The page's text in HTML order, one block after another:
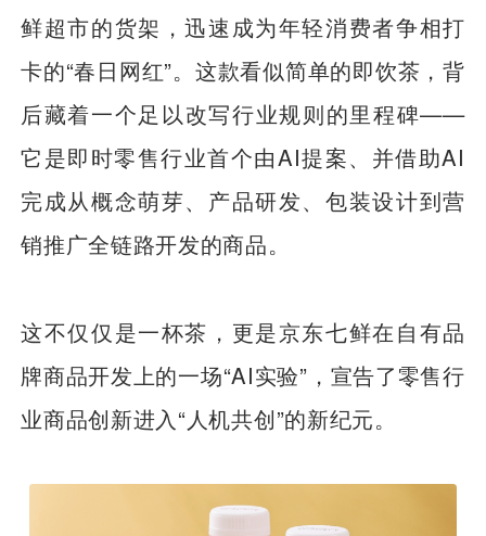
鲜超市的货架，迅速成为年轻消费者争相打
卡的“春日网红”。这款看似简单的即饮茶，背
后藏着一个足以改写行业规则的里程碑——
它是即时零售行业首个由AI提案、并借助AI
完成从概念萌芽、产品研发、包装设计到营
销推广全链路开发的商品。
这不仅仅是一杯茶，更是京东七鲜在自有品
牌商品开发上的一场“AI实验”，宣告了零售行
业商品创新进入“人机共创”的新纪元。